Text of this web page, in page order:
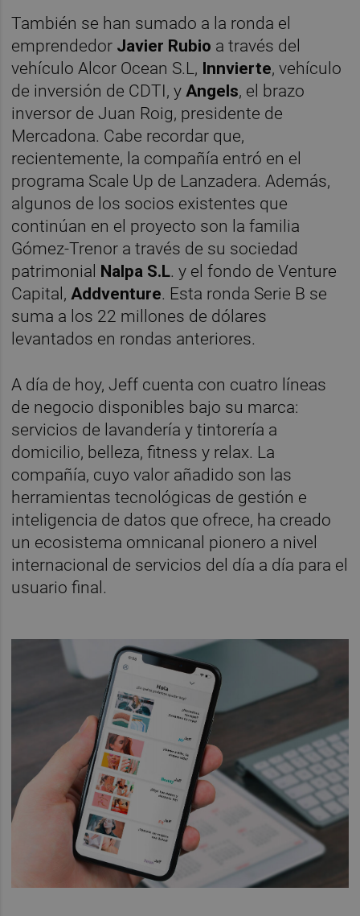
También se han sumado a la ronda el
emprendedor Javier Rubio a través del
vehículo Alcor Ocean S.L, Innvierte, vehículo
de inversión de CDTI, y Angels, el brazo
inversor de Juan Roig, presidente de
Mercadona. Cabe recordar que,
recientemente, la compañía entró en el
programa Scale Up de Lanzadera. Además,
algunos de los socios existentes que
continúan en el proyecto son la familia
Gómez-Trenor a través de su sociedad
patrimonial Nalpa S.L. y el fondo de Venture
Capital, Addventure. Esta ronda Serie B se
suma a los 22 millones de dólares
levantados en rondas anteriores.
A día de hoy, Jeff cuenta con cuatro líneas
de negocio disponibles bajo su marca:
servicios de lavandería y tintorería a
domicilio, belleza, fitness y relax. La
compañía, cuyo valor añadido son las
herramientas tecnológicas de gestión e
inteligencia de datos que ofrece, ha creado
un ecosistema omnicanal pionero a nivel
internacional de servicios del día a día para el
usuario final.